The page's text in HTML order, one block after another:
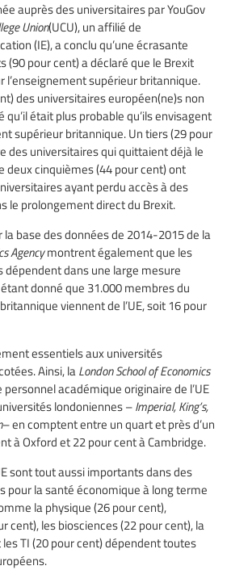
auprès des universitaires par YouGov
Union(UCU), un affilié de
(IE), a conclu qu’une écrasante
(90 pour cent) a déclaré que le Brexit
supérieur britannique.
des universitaires européen(ne)s non
était plus probable qu’ils envisagent
supérieur britannique. Un tiers (29 pour
des universitaires qui quittaient déjà le
deux cinquièmes (44 pour cent) ont
ayant perdu accès à des
le prolongement direct du Brexit.
la base des données de 2014-2015 de la
Agencymontrent également que les
dépendent dans une large mesure
étant donné que 31.000 membres du
viennent de l’UE, soit 16 pour
essentiels aux universités
Ainsi, la London School of Economics
académique originaire de l’UE
londoniennes – Imperial, King’s,
– en comptent entre un quart et près d’un
à Oxford et 22 pour cent à Cambridge.
sont tout aussi importants dans des
pour la santé économique à long terme
la physique (26 pour cent),
cent), les biosciences (22 pour cent), la
TI (20 pour cent) dépendent toutes